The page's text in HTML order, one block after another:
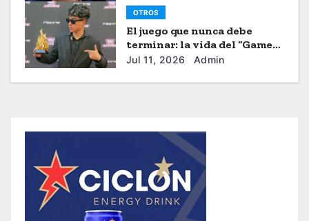
OTROS
El juego que nunca debe
terminar: la vida del “Gamer”
Brayhan Crazzy
Jul 11, 2026 Admin